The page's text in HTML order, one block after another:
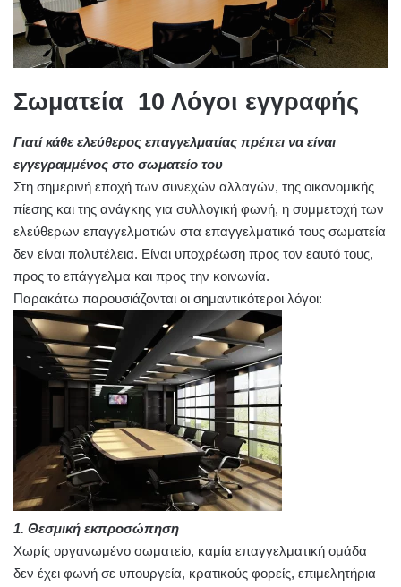
Σωματεία 10 Λόγοι εγγραφής
Γιατί κάθε ελεύθερος επαγγελματίας πρέπει να είναι
εγγεγραμμένος στο σωματείο του
Στη σημερινή εποχή των συνεχών αλλαγών, της οικονομικής
πίεσης και της ανάγκης για συλλογική φωνή, η συμμετοχή των
ελεύθερων επαγγελματιών στα επαγγελματικά τους σωματεία
δεν είναι πολυτέλεια. Είναι υποχρέωση προς τον εαυτό τους,
προς το επάγγελμα και προς την κοινωνία.
Παρακάτω παρουσιάζονται οι σημαντικότεροι λόγοι:
1. Θεσμική εκπροσώπηση
Χωρίς οργανωμένο σωματείο, καμία επαγγελματική ομάδα
δεν έχει φωνή σε υπουργεία, κρατικούς φορείς, επιμελητήρια